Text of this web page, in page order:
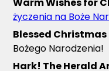
życzenia na Boże
Blessed Christmas
Bożego Narodzenia!
Hark! The Herald